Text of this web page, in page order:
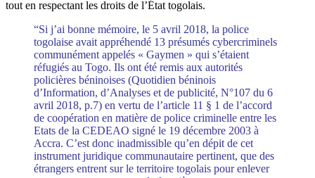
tout en respectant les droits de l’État togolais.
“Si j’ai bonne mémoire, le 5 avril 2018, la police
togolaise avait appréhendé 13 présumés cybercriminels
communément appelés « Gaymen » qui s’étaient
réfugiés au Togo. Ils ont été remis aux autorités
policières béninoises (Quotidien béninois
d’Information, d’Analyses et de publicité, N°107 du 6
avril 2018, p.7) en vertu de l’article 11 § 1 de l’accord
de coopération en matière de police criminelle entre les
Etats de la CEDEAO signé le 19 décembre 2003 à
Accra. C’est donc inadmissible qu’en dépit de cet
instrument juridique communautaire pertinent, que des
étrangers entrent sur le territoire togolais pour enlever